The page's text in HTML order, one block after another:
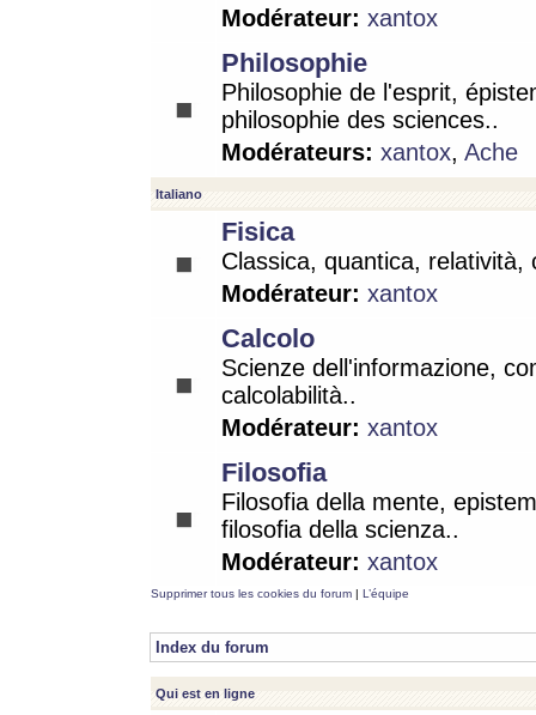
Modérateur: xantox
Philosophie
Philosophie de l'esprit,
philosophie des sciences..
Modérateurs: xantox, Ache
Italiano
Fisica
Classica, quantica, relatività,
Modérateur: xantox
Calcolo
Scienze dell'informazione,
calcolabilità..
Modérateur: xantox
Filosofia
Filosofia della mente,
filosofia della scienza..
Modérateur: xantox
Supprimer tous les cookies du forum | L’équipe
Index du forum
Qui est en ligne